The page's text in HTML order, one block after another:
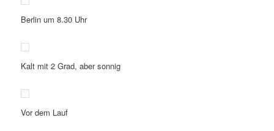
Berlin um 8.30 Uhr
Kalt mit 2 Grad, aber sonnig
Vor dem Lauf